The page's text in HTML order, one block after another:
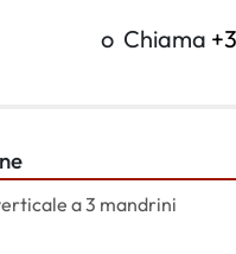
o Chiama
a 3 mandrini